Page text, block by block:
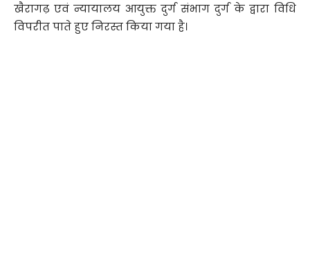
खैरागढ़ एवं न्यायालय आयुक्त दुर्ग संभाग दुर्ग के द्वारा विधि
विपरीत पाते हुए निरस्त किया गया है।